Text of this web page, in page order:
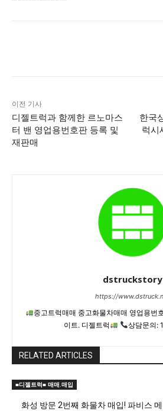
이전 기사
디젤트럭과 함께한 르노마스
터 밴 영업용번호판 등록 및
재판매
한국
럭시
dstruckstory
https://
중고트럭매매 중고화물차매매 영업용번
이트. 디젤트럭
상담문의:
RELATED ARTICLES
■디젤트럭■ 매매.매입
화성 방문 2번째 화물차 매입! 파비스